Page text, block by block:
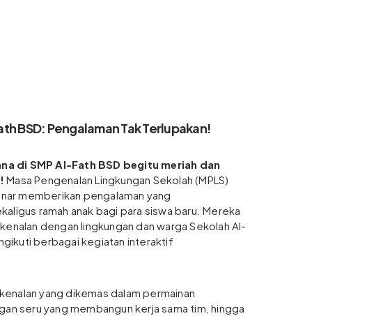
BSD: Pengalaman Tak Terlupakan!
di SMP Al-Fath BSD begitu meriah dan
Masa Pengenalan Lingkungan Sekolah (MPLS)
memberikan pengalaman yang
ramah anak bagi para siswa baru. Mereka
dengan lingkungan dan warga Sekolah Al-
berbagai kegiatan interaktif
yang dikemas dalam permainan
seru yang membangun kerja sama tim, hingga